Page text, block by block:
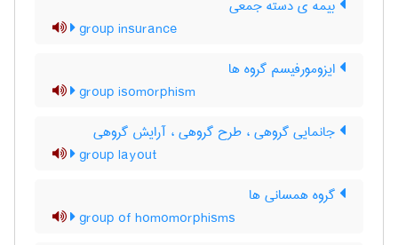
بیمه ی دسته جمعی
group insurance
ایزومورفیسم گروه ها
group isomorphism
جانمایی گروهی ، طرح گروهی ، آرایش گروهی
group layout
گروه همسانی ها
group of homomorphisms